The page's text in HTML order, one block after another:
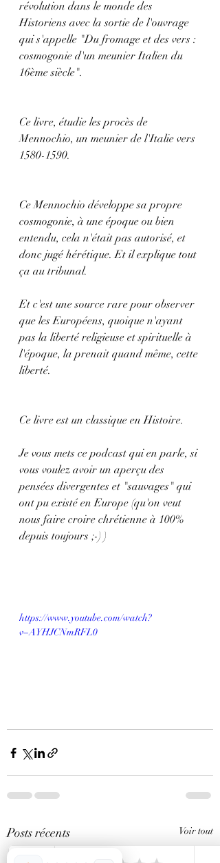
révolution dans le monde des
Historiens avec la sortie de l'ouvrage
qui s'appelle "Du fromage et des vers :
cosmogonie d'un meunier Italien du
16ème siècle".
Ce livre, étudie les procès de
Mennochio, un meunier de l'Italie vers
1580-1590.
Ce Mennochio développe sa propre
cosmogonie, à une époque ou bien
entendu, cela n'était pas autorisé, et
donc jugé hérétique. Et il explique tout
ça au tribunal.
Et c'est une source rare pour observer
que les Européens, quoique n'ayant
pas la liberté religieuse et spirituelle à
l'époque, la prenait quand même, cette
liberté.
Ce livre est un classique en Histoire.
Je vous mets ce podcast qui en parle, si
vous voulez avoir un aperçu des
pensées divergentes et "sauvages" qui
ont pu existé en Europe (qu'on veut
nous faire croire chrétienne à 100%
depuis toujours ;-) )
https://www.youtube.com/watch?
v=AYHJCNmRFL0
Posts récents Voir tout